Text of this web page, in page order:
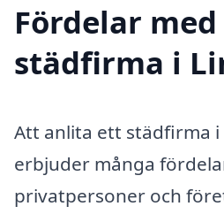
Fördelar
städfirma i
Att anlita ett städfirma i
erbjuder många
privatpersoner och